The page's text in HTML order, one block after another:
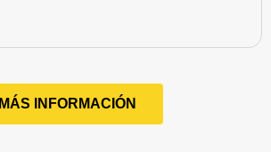
MÁS INFORMACIÓN